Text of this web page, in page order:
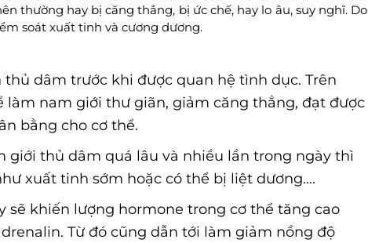
thường hay bị căng thẳng, bị ức chế, hay lo âu, suy nghĩ. Do
soát xuất tinh và cương dương.
dâm trước khi được quan hệ tình dục. Trên
nam giới thư giãn, giảm căng thẳng, đạt được
bằng cho cơ thể.
giới thủ dâm quá lâu và nhiều lần trong ngày thì
xuất tinh sớm hoặc có thể bị liệt dương….
khiến lượng hormone trong cơ thể tăng cao
Từ đó cũng dẫn tới làm giảm nồng độ